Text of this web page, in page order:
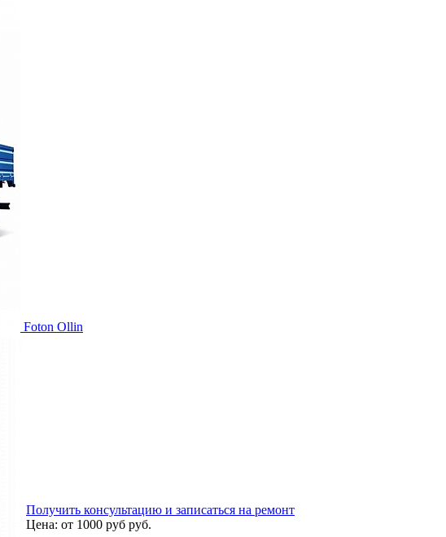
Foton Ollin
Получить консультацию и записаться на ремонт
Цена: от 1000 руб руб.